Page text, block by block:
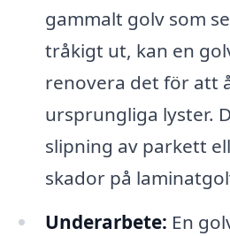
gammalt golv som
tråkigt ut, kan en
renovera det för att
ursprungliga lyster.
slipning av parkett
skador på
Underarbete: En